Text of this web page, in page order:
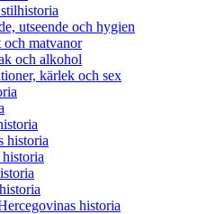
utseende och hygien
matvanor
och alkohol
kärlek och sex
historia
historia